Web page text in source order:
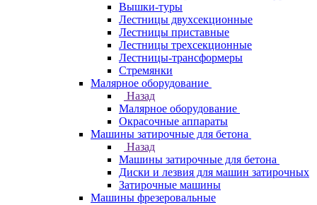
Вышки-туры
Лестницы двухсекционные
Лестницы приставные
Лестницы трехсекционные
Лестницы-трансформеры
Стремянки
Малярное оборудование
Назад
Малярное оборудование
Окрасочные аппараты
Машины затирочные для бетона
Назад
Машины затирочные для бетона
Диски и лезвия для машин затирочных
Затирочные машины
Машины фрезеровальные